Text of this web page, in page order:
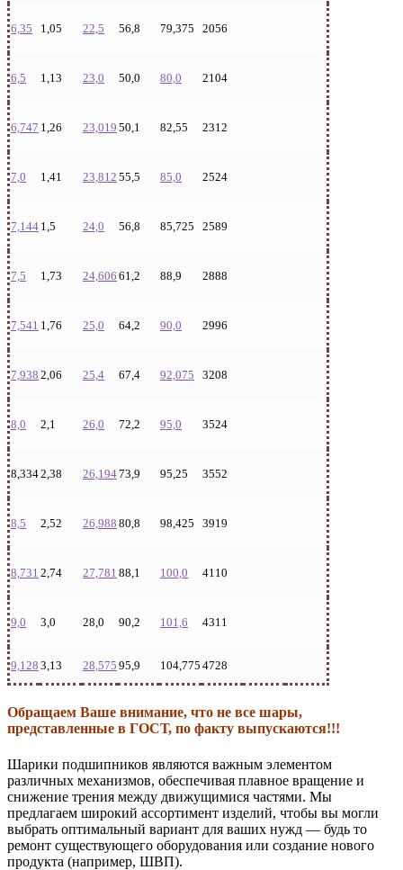
6,35 1,05 22,5 56,8 79,375 2056
6,5 1,13 23,0 50,0 80,0 2104
6,747 1,26 23,019 50,1 82,55 2312
7,0 1,41 23,812 55,5 85,0 2524
7,144 1,5 24,0 56,8 85,725 2589
7,5 1,73 24,606 61,2 88,9 2888
7,541 1,76 25,0 64,2 90,0 2996
7,938 2,06 25,4 67,4 92,075 3208
8,0 2,1 26,0 72,2 95,0 3524
8,3342,38 26,19473,9 95,25 3552
8,5 2,52 26,988 80,8 98,425 3919
8,731 2,74 27,781 88,1 100,0 4110
9,0 3,0 28,0 90,2 101,6 4311
9,128 3,13 28,575 95,9 104,775 4728
Обращаем Ваше внимание, что не все шары,
представленные в ГОСТ, по факту выпускаются!!!
Шарики подшипников являются важным элементом
различных механизмов, обеспечивая плавное вращение и
снижение трения между движущимися частями. Мы
предлагаем широкий ассортимент изделий, чтобы вы могли
выбрать оптимальный вариант для ваших нужд — будь то
ремонт существующего оборудования или создание нового
продукта (например, ШВП).